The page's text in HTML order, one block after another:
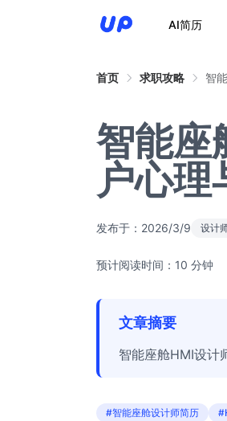
AI简历
首页 求职攻略 智
智能座
户心理
发布于： 2026/3/9 设计
预计阅读时间：10 分钟
文章摘要
智能座舱HMI设计
#智能座舱设计师简历